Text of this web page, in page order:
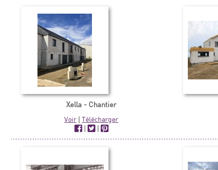
Xella - Chantier
Voir |Télécharger
|
|